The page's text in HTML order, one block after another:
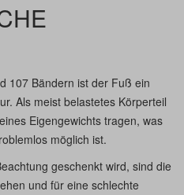
107 Bändern ist der Fuß ein
Als meist belastetes Körperteil
Eigengewichts tragen, was
möglich ist.
geschenkt wird, sind die
und für eine schlechte